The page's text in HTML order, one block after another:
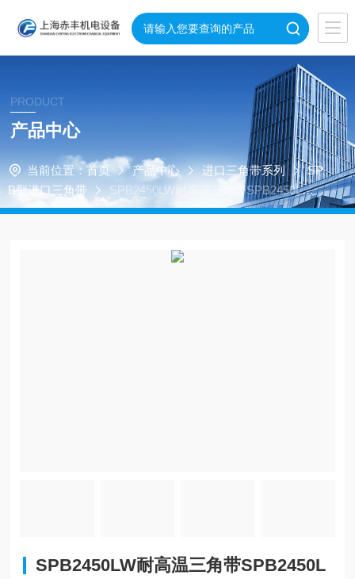
PRODUCT
产品中心
当前位置： 首页 产品中心 进口三角带系列
SP
B型进口三角带
SPB2450LW耐高温三角带SPB2450LW
鼓风机皮带
SPB2450LW耐高温三角带SPB2450L